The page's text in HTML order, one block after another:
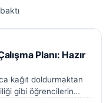
Planı: Hazır
kağıt doldurmaktan
gibi öğrencilerin